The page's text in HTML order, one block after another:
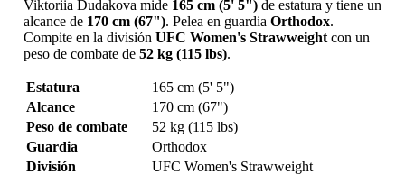
Viktoriia Dudakova mide 165 cm (5' 5")de estatura y tiene un
alcance de 170 cm (67"). Pelea en guardia Orthodox.
Compite en la división UFC Women's Strawweightcon un
peso de combate de 52 kg (115 lbs).
Estatura
165 cm (5' 5")
Alcance
170 cm (67")
Peso de combate
52 kg (115 lbs)
Guardia
Orthodox
División
UFC Women's Strawweight